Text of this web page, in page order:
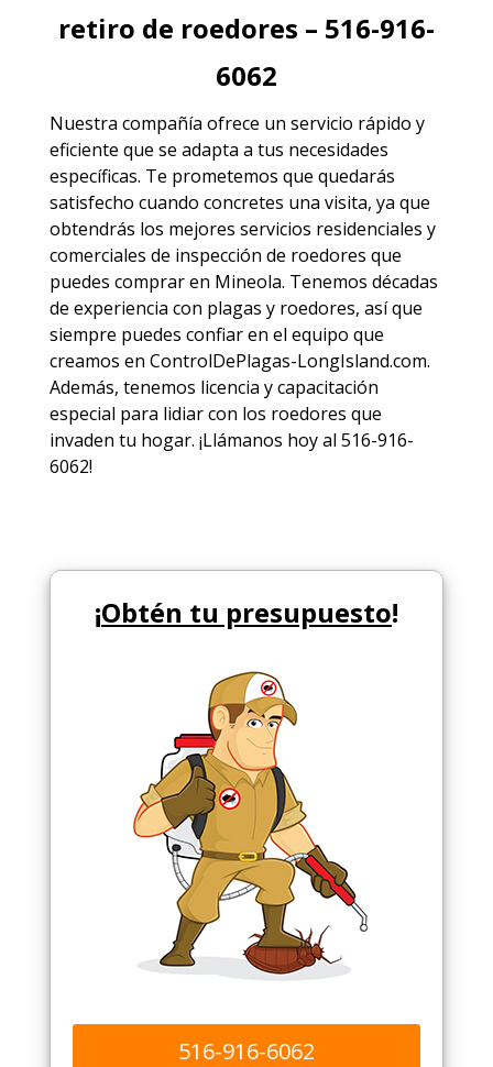
retiro de roedores – 516-916-
6062
Nuestra compañía ofrece un servicio rápido y
eficiente que se adapta a tus necesidades
específicas. Te prometemos que quedarás
satisfecho cuando concretes una visita, ya que
obtendrás los mejores servicios residenciales y
comerciales de inspección de roedores que
puedes comprar en Mineola. Tenemos décadas
de experiencia con plagas y roedores, así que
siempre puedes confiar en el equipo que
creamos en ControlDePlagas-LongIsland.com.
Además, tenemos licencia y capacitación
especial para lidiar con los roedores que
invaden tu hogar. ¡Llámanos hoy al 516-916-
6062!
¡Obtén tu presupuesto!
516-916-6062